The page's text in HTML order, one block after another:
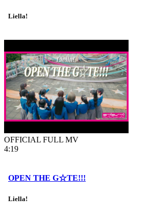
Liella!
OFFICIAL FULL MV
4:19
OPEN THE G☆TE!!!
Liella!